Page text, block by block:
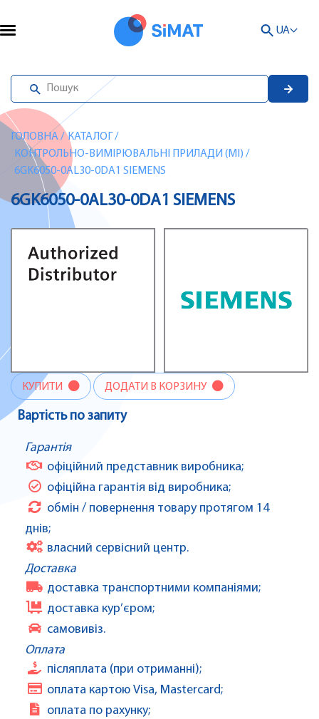
UA
ГОЛОВНА/ КАТАЛОГ /
КОНТРОЛЬНО-ВИМІРЮВАЛЬНІ ПРИЛАДИ (MI) /
6GK6050-0AL30-0DA1 SIEMENS
6GK6050-0AL30-0DA1 SIEMENS
КУПИТИ ДОДАТИ В КОРЗИНУ
Вартість по запиту
Гарантія
офіційний представник виробника;
офіційна гарантія від виробника;
обмін / повернення товару протягом 14
днів;
власний сервісний центр.
Доставка
доставка транспортними компаніями;
доставка кур’єром;
самовивіз.
Оплата
післяплата (при отриманні);
оплата картою Visa, Mastercard;
оплата по рахунку;